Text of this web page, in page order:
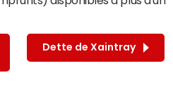
Dette de Xaintray